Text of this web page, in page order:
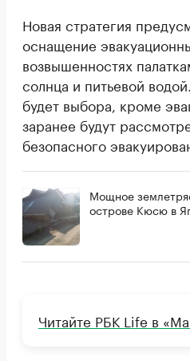
Новая стратегия
оснащение
возвышенностях
солнца и питьевой
будет выбора, кроме
заранее будут
безопасного
Мощное
острове Кюсю в
Читайте РБК Life в